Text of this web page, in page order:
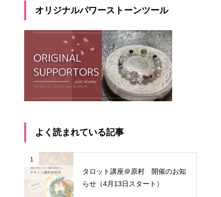
オリジナルパワーストーンツール
よく読まれている記事
1
タロット講座＠原村 開催のお知
らせ（4月13日スタート）